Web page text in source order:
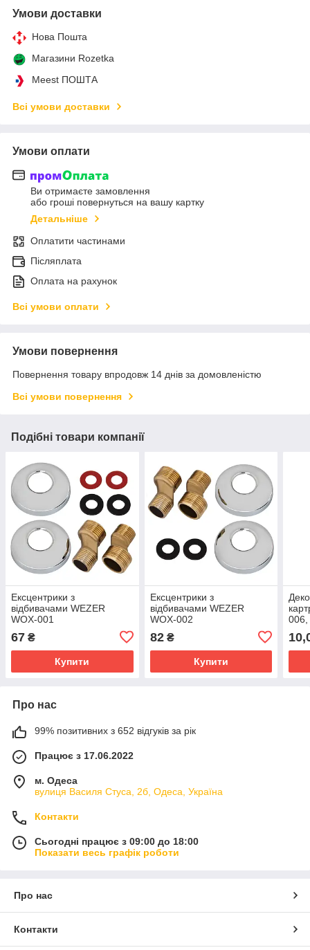
Умови доставки
Нова Пошта
Магазини Rozetka
Meest ПОШТА
Всі умови доставки
Умови оплати
Ви отримаєте замовлення
або гроші повернуться на вашу картку
Детальніше
Оплатити частинами
Післяплата
Оплата на рахунок
Всі умови оплати
Умови повернення
Повернення товару впродовж 14 днів за домовленістю
Всі умови повернення
Подібні товари компанії
Ексцентрики з
відбивачами WEZER
WOX-001
67 ₴
Купити
Ексцентрики з
відбивачами WEZER
WOX-002
82₴
Купити
Про нас
99% позитивних з 652 відгуків за рік
Працює з 17.06.2022
м. Одеса
вулиця Василя Стуса, 2б, Одеса, Україна
Контакти
Сьогодні працює з 09:00 до 18:00
Показати весь графік роботи
Про нас
Контакти